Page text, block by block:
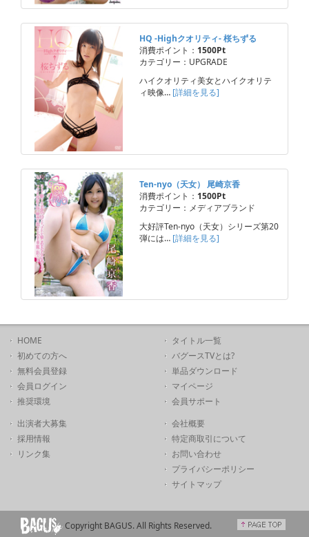
HQ -Highクオリティ- 桜ちずる
消費ポイント： 1500Pt
カテゴリー：UPGRADE
ハイクオリティ美女とハイクオリテ
ィ映像… [詳細を見る]
Ten-nyo（天女） 尾崎京香
消費ポイント： 1500Pt
カテゴリー：メディアブランド
大好評Ten-nyo（天女）シリーズ第20
弾には… [詳細を見る]
HOME
初めての方へ
無料会員登録
会員ログイン
推奨環境
タイトル一覧
バグースTVとは?
単品ダウンロード
マイページ
会員サポート
出演者大募集
採用情報
リンク集
会社概要
特定商取引について
お問い合わせ
プライバシーポリシー
サイトマップ
Copyright BAGUS. All Rights Reserved.